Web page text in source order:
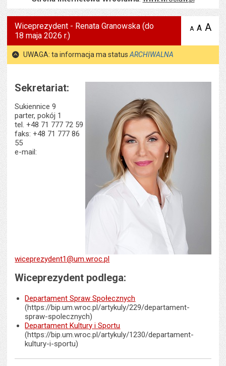
Wiceprezydent - Renata Granowska (do
18 maja 2026 r.)
A zmniejsz
A A
UWAGA: ta informacja ma statusARCHIWALNA
Sekretariat:
Sukiennice 9
parter, pokój 1
tel. +48 71 777 72 59
faks: +48 71 777 86
55
e-mail:
wiceprezydent1@um.wroc.pl
Wiceprezydent podlega:
Departament Spraw Społecznych
(https://bip.um.wroc.pl/artykuly/229/departament-
spraw-spolecznych)
Departament Kultury i Sportu
(https://bip.um.wroc.pl/artykuly/1230/departament-
kultury-i-sportu)